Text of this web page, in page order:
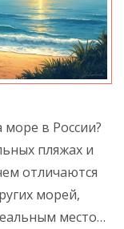
море в России?
пляжах и
отличаются
морей,
местом